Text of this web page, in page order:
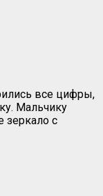
все цифры,
Мальчику
зеркало с